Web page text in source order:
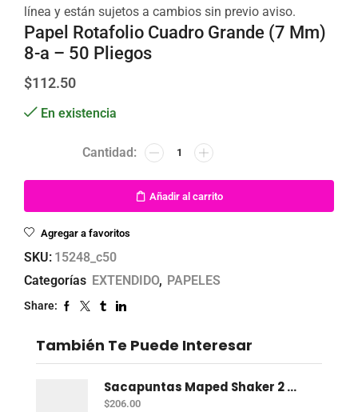
línea y están sujetos a cambios sin previo aviso.
Papel Rotafolio Cuadro Grande (7 Mm)
8-a – 50 Pliegos
$112.50
En existencia
Añadir al carrito
Agregar a favoritos
SKU: 15248_c50
Categorías EXTENDIDO, PAPELES
Share:
También Te Puede Interesar
Sacapuntas Maped Shaker 2 Orificios - Bote Con 12
$206.00